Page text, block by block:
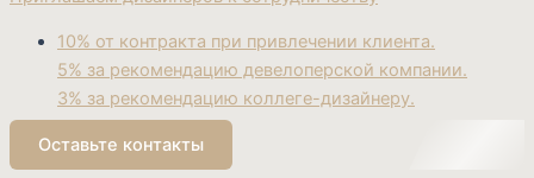
10% от контракта при привлечении клиента.
5% за рекомендацию девелоперской компании.
3% за рекомендацию коллеге-дизайнеру.
Оставьте контакты